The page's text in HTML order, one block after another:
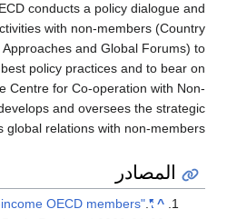
conducts a policy dialogue and
with non-members (Country
and Global Forums) to
policy practices and to bear on
Centre for Co-operation with Non-
and oversees the strategic
global relations with non-members.
المصادر
^
"Country Groups. High-income OECD members"
.